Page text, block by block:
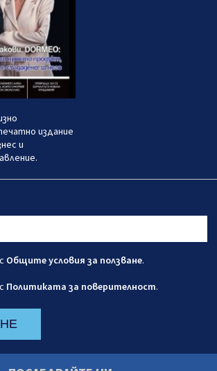
издание
и
Общите условия за ползване.
Политиката за поверителност.